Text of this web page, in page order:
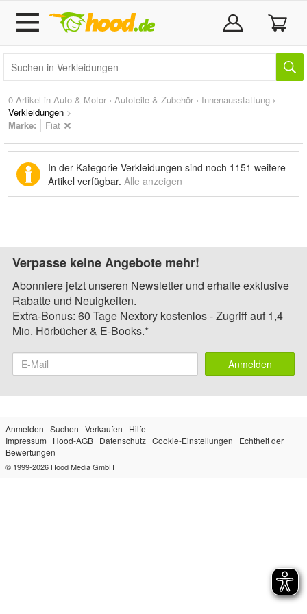
0 Artikel in Auto & Motor › Autoteile & Zubehör › Innenausstattung ›
Verkleidungen >
Marke: Fiat
In der Kategorie Verkleidungen sind noch 1151 weitere
Artikel verfügbar. Alle anzeigen
Verpasse keine Angebote mehr!
Abonniere jetzt unseren Newsletter und erhalte exklusive
Rabatte und Neuigkeiten.
Extra-Bonus: 60 Tage Nextory kostenlos - Zugriff auf 1,4
Mio. Hörbücher & E-Books.*
Anmelden
Anmelden Suchen Verkaufen
Hilfe
Impressum
Hood-AGB Datenschutz Cookie-Einstellungen
Echtheit der
Bewertungen
© 1999-2026 Hood Media GmbH